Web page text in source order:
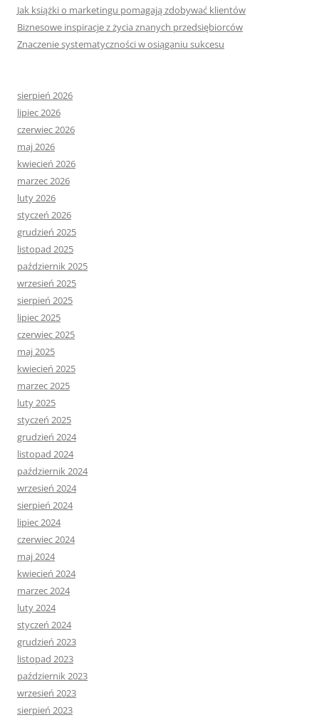
Jak książki o marketingu pomagają zdobywać klientów
Biznesowe inspiracje z życia znanych przedsiębiorców
Znaczenie systematyczności w osiąganiu sukcesu
sierpień 2026
lipiec 2026
czerwiec 2026
maj 2026
kwiecień 2026
marzec 2026
luty 2026
styczeń 2026
grudzień 2025
listopad 2025
październik 2025
wrzesień 2025
sierpień 2025
lipiec 2025
czerwiec 2025
maj 2025
kwiecień 2025
marzec 2025
luty 2025
styczeń 2025
grudzień 2024
listopad 2024
październik 2024
wrzesień 2024
sierpień 2024
lipiec 2024
czerwiec 2024
maj 2024
kwiecień 2024
marzec 2024
luty 2024
styczeń 2024
grudzień 2023
listopad 2023
październik 2023
wrzesień 2023
sierpień 2023